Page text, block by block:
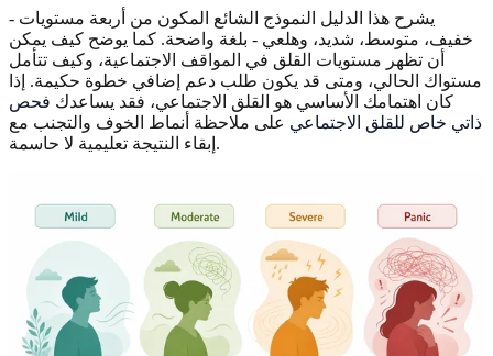
يشرح هذا الدليل النموذج الشائع المكون من أربعة مستويات -
خفيف، متوسط، شديد، وهلعي - بلغة واضحة. كما يوضح كيف يمكن
أن تظهر مستويات القلق في المواقف الاجتماعية، وكيف تتأمل
مستواك الحالي، ومتى قد يكون طلب دعم إضافي خطوة حكيمة. إذا
كان اهتمامك الأساسي هو القلق الاجتماعي، فقد يساعدك فحص
ذاتي خاص للقلق الاجتماعي على ملاحظة أنماط الخوف والتجنب مع
إبقاء النتيجة تعليمية لا حاسمة.